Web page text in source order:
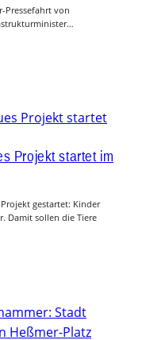
Pressefahrt von
Projekt startet im
gestartet: Kinder
Damit sollen die Tiere